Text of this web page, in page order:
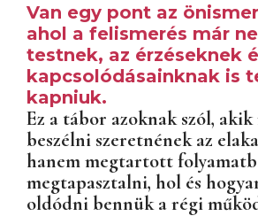
Van egy pont az
ahol a felismerés már
testnek, az érzéseknek
kapcsolódásainknak is
kapniuk.
Ez a tábor azoknak szól, akik
beszélni szeretnének az
hanem megtartott
megtapasztalni, hol és
oldódni bennük a régi